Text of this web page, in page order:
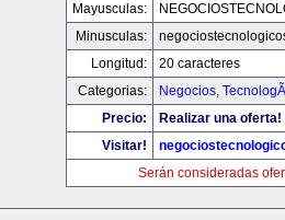
Mayusculas:
Minusculas:
Longitud:
20 caracteres
Categorias:
Negocios,
Precio:
Realizar una oferta!
Visitar!
Serán consideradas